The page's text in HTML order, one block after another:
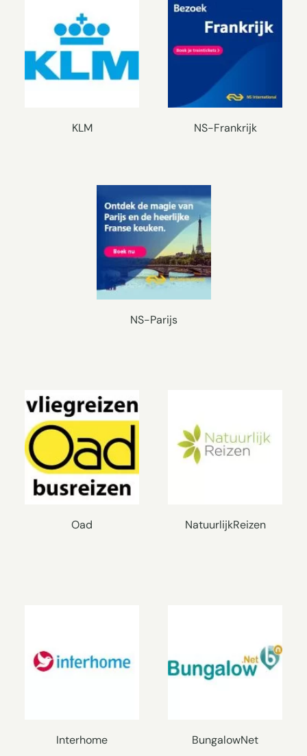
KLM NS-Frankrijk
NS-Parijs
Oad NatuurlijkReizen
Interhome BungalowNet